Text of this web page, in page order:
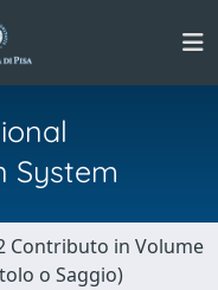
System
Contributo in Volume
o Saggio)